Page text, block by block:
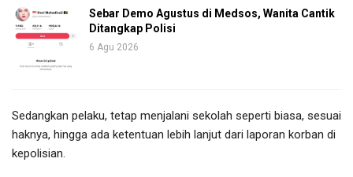
Sebar Demo Agustus di Medsos, Wanita Cantik
Ditangkap Polisi
6 Agu 2026
Sedangkan pelaku, tetap menjalani sekolah seperti biasa, sesuai
haknya, hingga ada ketentuan lebih lanjut dari laporan korban di
kepolisian.